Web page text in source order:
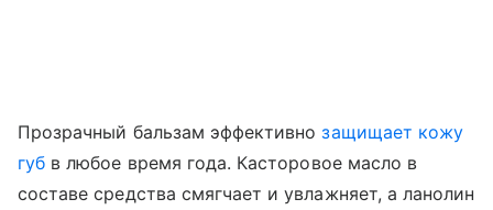
Прозрачный бальзам эффективнозащищает кожу
губ в любое время года. Касторовое масло в
составе средства смягчает и увлажняет, а ланолин